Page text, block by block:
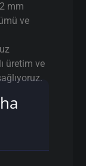
mm
ve
üretim ve